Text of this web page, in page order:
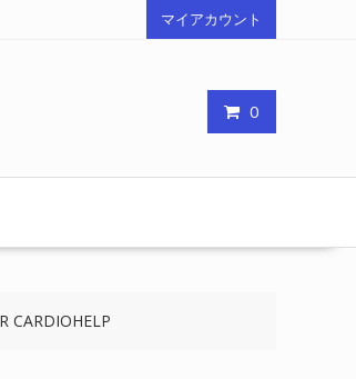
マイアカウント
0
CARDIOHELP